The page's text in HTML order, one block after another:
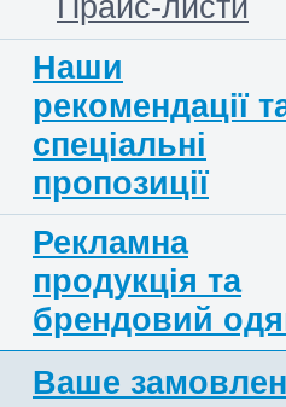
Наши
рекомендації
спеціальні
пропозиції
Рекламна
продукція та
брендовий
Ваше